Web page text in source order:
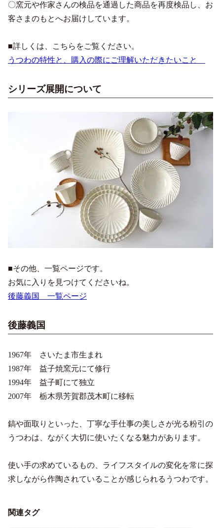
〇窯元や作家さんの検品を通過した商品を再度検品し、お
客さまのもとへお届けしています。
■詳しくは、こちらをご覧ください。
うつわの特性と、購入の際にご理解いただきたいこと
シリーズ展開について
■その他、一覧ページです。
お気に入りを見つけてくださいね。
後藤義国 一覧ページ
後藤義国
1967年 さいたま市生まれ
1987年 益子焼窯元にて修行
1994年 益子町にて独立
2007年 栃木県芳賀郡茂木町に移転
鎬や面取りといった、丁寧な手仕事の美しさが光る粉引の
うつわは、ながく大切に使いたくなる魅力があります。
使い手の求めているもの、ライフスタイルの変化を常に探
求しながら作陶されていることが感じられるうつわです。
関連タグ